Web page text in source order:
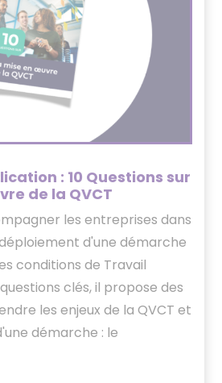
: 10 Questions sur
de la QVCT
les entreprises dans
d'une démarche
conditions de Travail
clés, il propose des
les enjeux de la QVCT et
démarche : le